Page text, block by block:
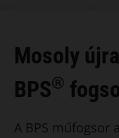
Mosoly
BPS®
A BPS műfogsor